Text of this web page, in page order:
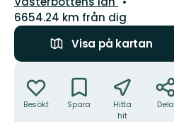
6654.24 km från dig
Visa på kartan
Besökt Spara
Hitta
hit
Dela